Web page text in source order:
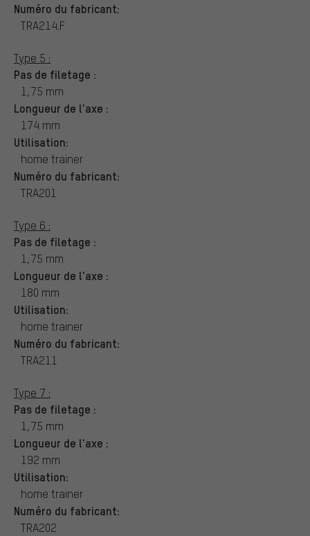
Numéro du fabricant:
TRA214.F
Type 5 :
Pas de filetage :
1,75 mm
Longueur de l'axe :
174 mm
Utilisation:
home trainer
Numéro du fabricant:
TRA201
Type 6 :
Pas de filetage :
1,75 mm
Longueur de l'axe :
180 mm
Utilisation:
home trainer
Numéro du fabricant:
TRA211
Type 7 :
Pas de filetage :
1,75 mm
Longueur de l'axe :
192 mm
Utilisation:
home trainer
Numéro du fabricant:
TRA202